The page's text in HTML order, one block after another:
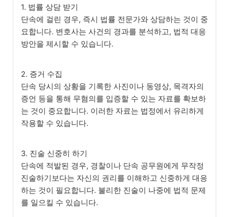
1. 법률 상담 받기
단속에 걸린 경우, 즉시 법률 전문가와 상담하는 것이 중
요합니다. 변호사는 사건의 경과를 분석하고, 법적 대응
방안을 제시할 수 있습니다.
2. 증거 수집
단속 당시의 상황을 기록한 사진이나 동영상, 목격자의
증언 등을 통해 무혐의를 입증할 수 있는 자료를 확보하
는 것이 중요합니다. 이러한 자료는 법정에서 유리하게
작용할 수 있습니다.
3. 진술 신중히 하기
단속에 적발된 경우, 경찰이나 단속 공무원에게 무작정
진술하기보다는 자신의 권리를 이해하고 신중하게 대응
하는 것이 필요합니다. 불리한 진술이 나중에 법적 문제
를 일으킬 수 있습니다.